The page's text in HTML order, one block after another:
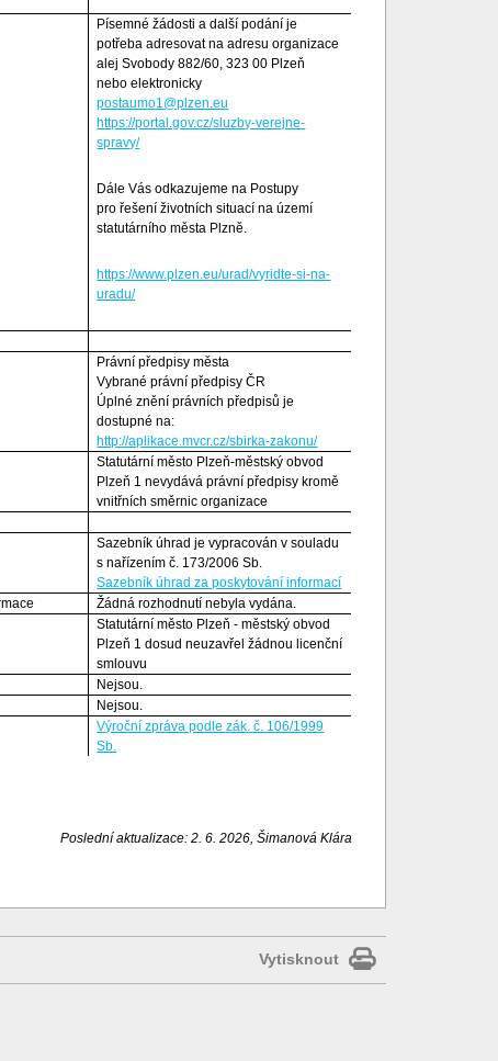
Písemné žádosti a další podání je
potřeba adresovat na adresu organizace
alej Svobody 882/60, 323 00 Plzeň
nebo elektronicky
postaumo1@plzen.eu
https://portal.gov.cz/sluzby-verejne-
spravy/
Dále Vás odkazujeme na Postupy
pro řešení životních situací na území
statutárního města Plzně.
https://www.plzen.eu/urad/vyridte-si-na-
uradu/
Právní předpisy města
Vybrané právní předpisy ČR
Úplné znění právních předpisů je
dostupné na:
http://aplikace.mvcr.cz/sbirka-zakonu/
Statutární město Plzeň-městský obvod
Plzeň 1 nevydává právní předpisy kromě
vnitřních směrnic organizace
Sazebník úhrad je vypracován v souladu
s nařízením č. 173/2006 Sb.
Sazebník úhrad za poskytování informací
Žádná rozhodnutí nebyla vydána.
Statutární město Plzeň - městský obvod
Plzeň 1 dosud neuzavřel žádnou licenční
smlouvu
Nejsou.
Nejsou.
Výroční zpráva podle zák. č. 106/1999
Sb.
Poslední aktualizace: 2. 6. 2026, Šimanová Klára
Vytisknout